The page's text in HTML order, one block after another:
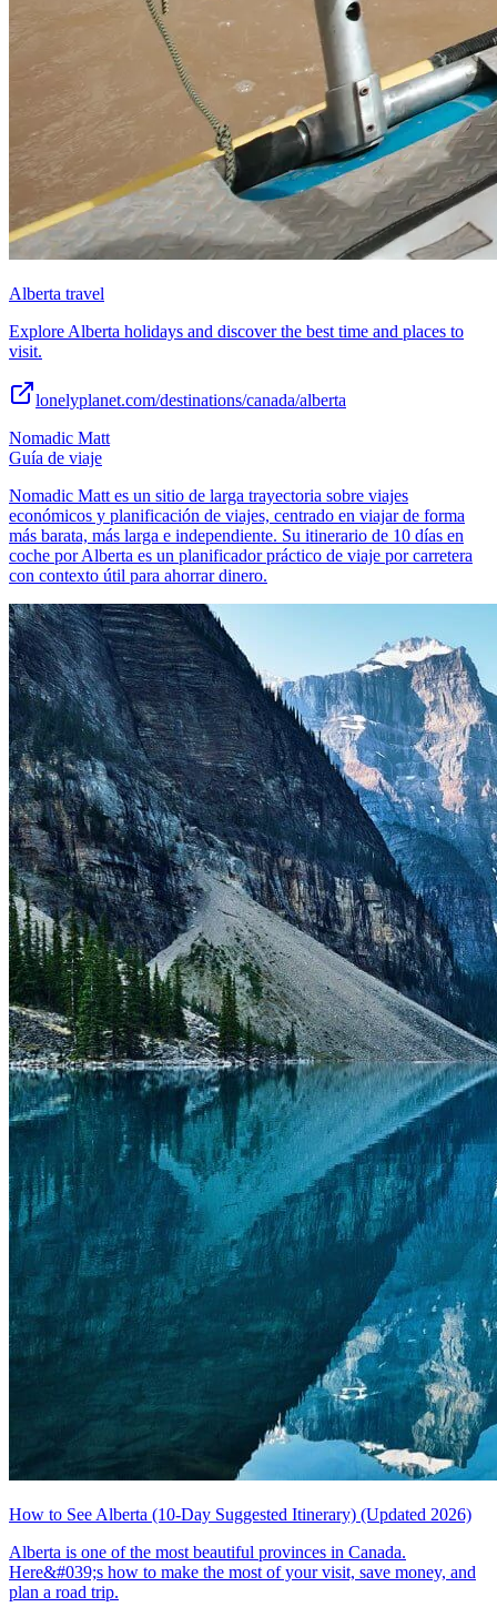
Alberta travel
Explore Alberta holidays and discover the best time and places to
visit.
lonelyplanet.com/destinations/canada/alberta
Nomadic Matt
Guía de viaje
Nomadic Matt es un sitio de larga trayectoria sobre viajes
económicos y planificación de viajes, centrado en viajar de forma
más barata, más larga e independiente. Su itinerario de 10 días en
coche por Alberta es un planificador práctico de viaje por carretera
con contexto útil para ahorrar dinero.
How to See Alberta (10-Day Suggested Itinerary) (Updated 2026)
Alberta is one of the most beautiful provinces in Canada.
Here&#039;s how to make the most of your visit, save money, and
plan a road trip.